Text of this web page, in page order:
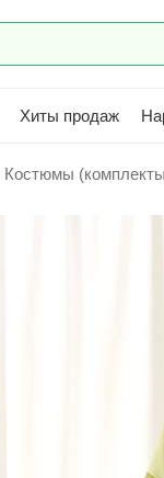
Хиты продаж
Костюмы